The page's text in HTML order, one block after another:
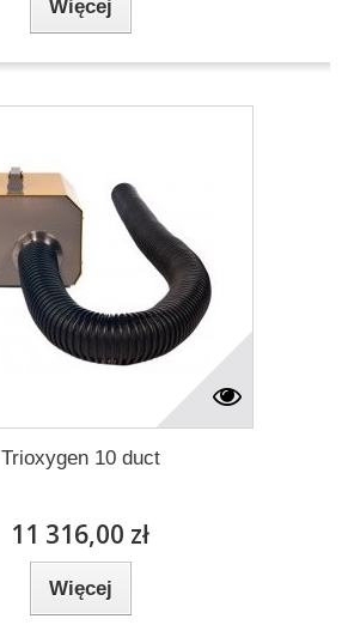
Więcej
Trioxygen 10 duct
11 316,00 zł
Więcej